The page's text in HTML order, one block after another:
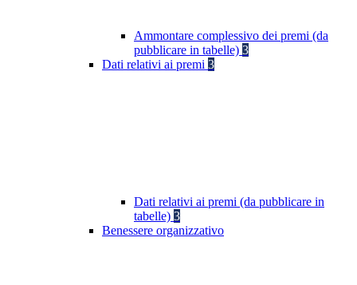
Ammontare complessivo dei premi (da
pubblicare in tabelle) 3
Dati relativi ai premi 3
Dati relativi ai premi (da pubblicare in
tabelle) 3
Benessere organizzativo